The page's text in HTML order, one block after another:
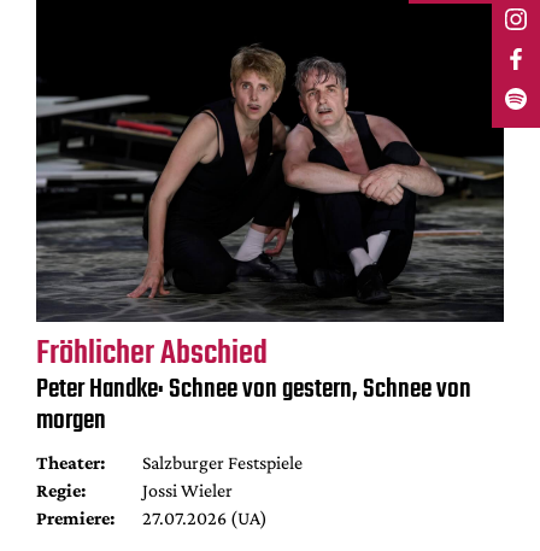
Fröhlicher Abschied
Peter Handke: Schnee von gestern, Schnee von
morgen
Theater:
Salzburger Festspiele
Regie:
Jossi Wieler
Premiere:
27.07.2026 (UA)